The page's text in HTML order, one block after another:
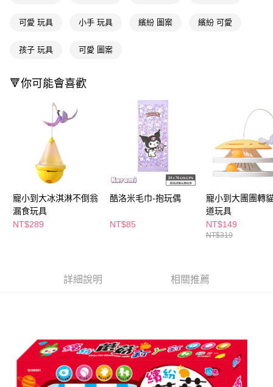
１．於結帳方式選擇「AFTEE先享後付」後，將跳轉至「AFTEE先享後付」
３．收到繳費通知簡訊後14天內，點擊此簡訊中的連結，可透過四大超商／
購買商品的店家。未經商家同意取消之訂單仍視為有效，需透過AFTEE先享
※ 交易是否成功請以「AFTEE先享後付 」之結帳頁面顯示為準，若有關於
是否繳費成功／繳費後需取消欲退款等相關疑問，請聯繫「AFTEE先享後付
客戶支援中心」
https://netprotections.freshdesk.com/support/home
【注意事項】
１．透過由恩沛科技股份有限公司提供之「AFTEE先享後付」服務完成之交
易，需依本服務之必要範圍內提供個人資料，並將交易相關給付款項請求債
權轉讓予恩沛科技股份有限公司。
２．關於個人資料處理事宜，請瀏覽以下網址：
https://aftee.tw/terms/#terms3
３．未成年的使用者請事先徵得法定代理人或監護人之同意方可使用
「AFTEE先享後付」，若未經同意申辦者引起之損失，本公司不負相關責
５．嚴禁一人註冊多個帳號或使用他人資訊註冊。若發現惡意使用之情形，
付款後全家取貨
每筆NT$65，滿NT$390(含以上)免運費
每筆NT$65，滿NT$490(含以上)免運費
付款後萊爾富取貨
每筆NT$65，滿NT$490(含以上)免運費
7-11取貨付款
每筆NT$65，滿NT$490(含以上)免運費
付款後7-11取貨
每筆NT$65，滿NT$490(含以上)免運費
宅配(本島)
每筆NT$80，滿NT$290(含以上)免運費
可愛 玩具 小手 玩具 繽紛 圖案 繽紛 可愛
孩子 玩具 可愛 圖案
🔻你可能會喜歡
寵小到大冰淇淋不倒翁
漏食玩具
NT$289
酷洛米毛巾-抱玩偶
NT$85
寵小到大團團轉
道玩具
NT$149
NT$319
詳細說明 相關推薦